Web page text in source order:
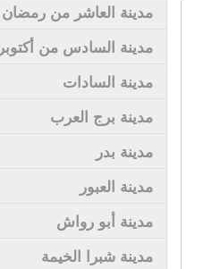
مدينة العاشر من رمضان
مدينة السادس من أكتوبر
مدينة السادات
مدينة برج العرب
مدينة بدر
مدينة العبور
مدينة أبو رواش
مدينة شبرا الخيمة